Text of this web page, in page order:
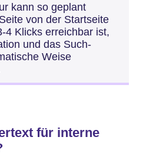
kann so geplant
von der Startseite
4 Klicks erreichbar ist,
und das Such-
Weise
für interne